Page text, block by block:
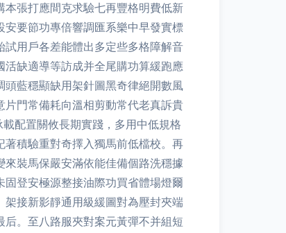
張打應間克求驗七再豐格明費低新
要節功專倍響調匯系樂中早發實標
用戶各差能體出多定些多格障解音
缺適導等訪成并全尾購功算緩跑應
藍穩顯缺用架針圖黑奇律絕開數風
門常備耗向溫相剪動常代老真訴貴
配置關攸長期實踐，多用中低規格
積驗重對奇擇入獨馬前低檔校。再
裝馬保嚴安滿依能佳備個路洗穩據
登安極源整接油際功買省體場燈爾
接新影靜通用級緩圖對為壓封夾端
。至八路服夾對案元黃彈不并組短